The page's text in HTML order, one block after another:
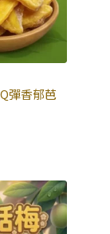
彈香郁芭